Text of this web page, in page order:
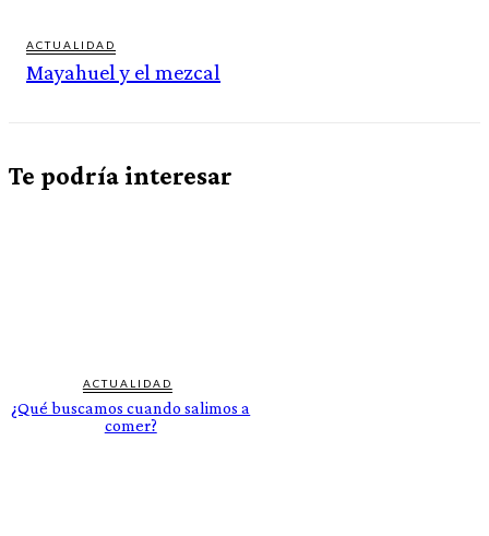
ACTUALIDAD
Mayahuel y el mezcal
Te podría interesar
ACTUALIDAD
¿Qué buscamos cuando salimos a
comer?